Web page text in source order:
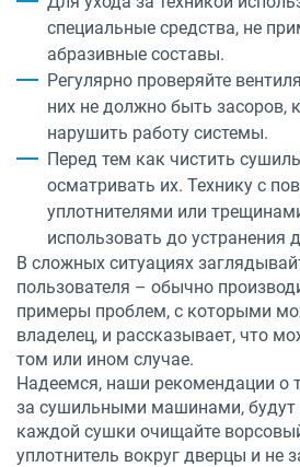
специальные средства, не
абразивные составы.
Регулярно проверяйте
них не должно быть засоров,
нарушить работу системы.
Перед тем как чистить
осматривать их. Технику с
уплотнителями или
использовать до устранения
В сложных ситуациях
пользователя – обычно
примеры проблем, с которыми
владелец, и рассказывает, что
том или ином случае.
Надеемся, наши рекомендации о
за сушильными машинами, будут
каждой сушки очищайте
уплотнитель вокруг дверцы и не